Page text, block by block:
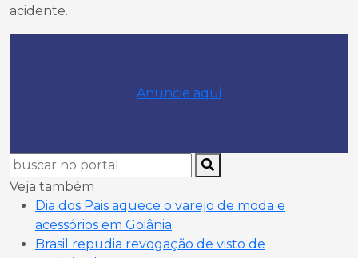
acidente.
Anuncie aqui
Veja também
Dia dos Pais aquece o varejo de moda e
acessórios em Goiânia
Brasil repudia revogação de visto de